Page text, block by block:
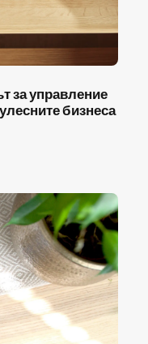
за управление
бизнеса